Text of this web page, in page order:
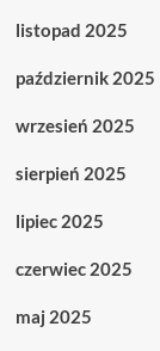
listopad 2025
październik 2025
wrzesień 2025
sierpień 2025
lipiec 2025
czerwiec 2025
maj 2025